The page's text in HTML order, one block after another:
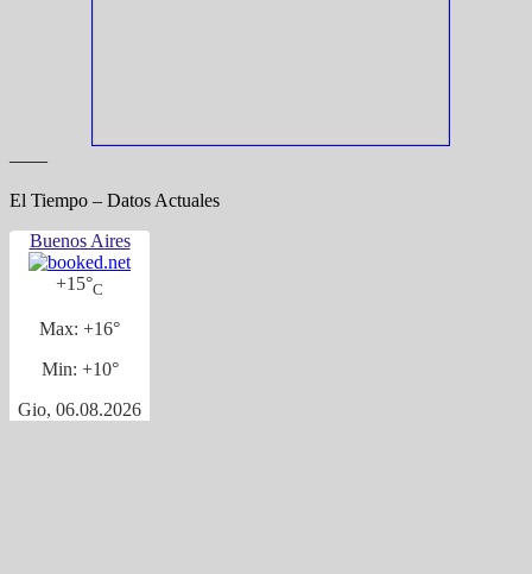
——
El Tiempo – Datos Actuales
Buenos Aires
+15°C
Max: +16°
Min: +10°
Gio, 06.08.2026